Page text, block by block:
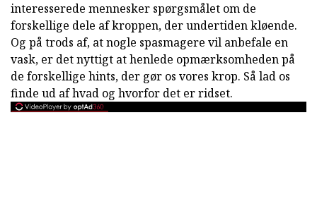
interesserede mennesker spørgsmålet om de
forskellige dele af kroppen, der undertiden kløende.
Og på trods af, at nogle spasmagere vil anbefale en
vask, er det nyttigt at henlede opmærksomheden på
de forskellige hints, der gør os vores krop. Så lad os
finde ud af hvad og hvorfor det er ridset.